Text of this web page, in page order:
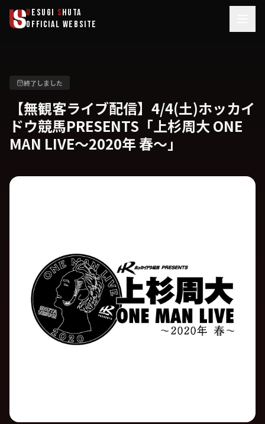
メインコンテンツへスキップ
U ESUGI SHUTA
OFFICIAL WEBSITE
終了しました
【無観客ライブ配信】4/4(土)ホッカイ
ドウ競馬PRESENTS「上杉周大 ONE
MAN LIVE～2020年 春～」